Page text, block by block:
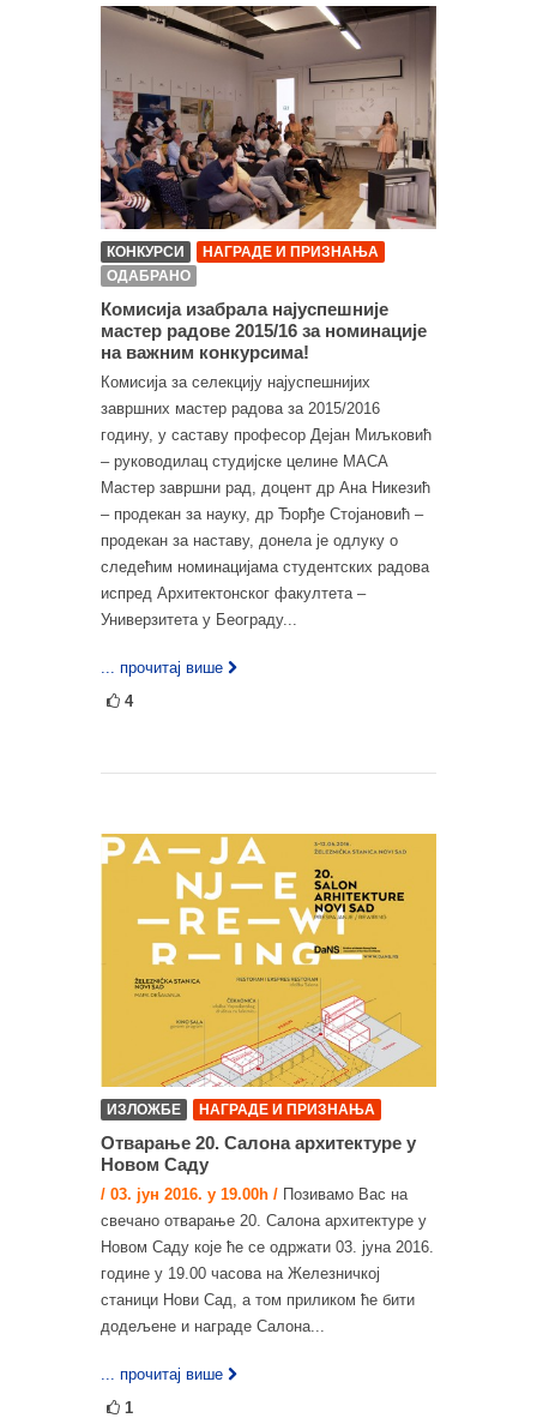
КОНКУРСИ
НАГРАДЕ И ПРИЗНАЊА
ОДАБРАНО
Комисија изабрала најуспешније
мастер радове 2015/16 за номинације
на важним конкурсима!
Комисија за селекцију најуспешнијих
завршних мастер радова за 2015/2016
годину, у саставу професор Дејан Миљковић
– руководилац студијске целине МАСА
Мастер завршни рад, доцент др Ана Никезић
– продекан за науку, др Ђорђе Стојановић –
продекан за наставу, донела је одлуку о
следећим номинацијама студентских радова
испред Архитектонског факултета –
Универзитета у Београду...
... прочитај више
4
ИЗЛОЖБЕ НАГРАДЕ И ПРИЗНАЊА
Отварање 20. Салона архитектуре у
Новом Саду
/ 03. јун 2016. у 19.00h / Позивамо Вас на
свечано отварање 20. Салона архитектуре у
Новом Саду које ће се одржати 03. јуна 2016.
године у 19.00 часова на Железничкој
станици Нови Сад, а том приликом ће бити
додељене и награде Салона...
... прочитај више
1